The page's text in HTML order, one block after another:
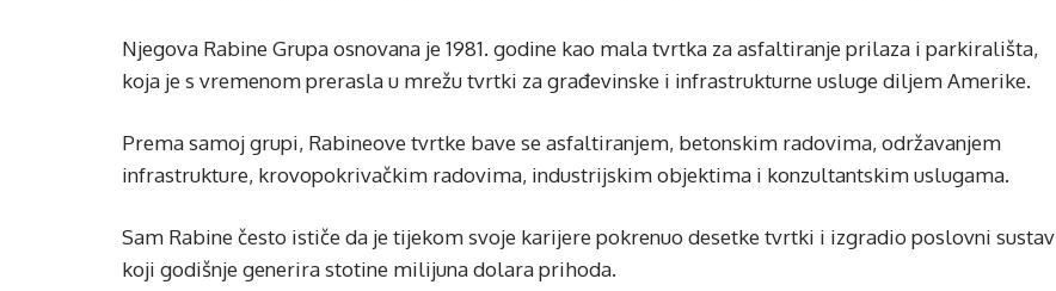
Njegova Rabine Grupa osnovana je 1981. godine kao mala tvrtka za asfaltiranje prilaza i parkirališta,
koja je s vremenom prerasla u mrežu tvrtki za građevinske i infrastrukturne usluge diljem Amerike.
Prema samoj grupi, Rabineove tvrtke bave se asfaltiranjem, betonskim radovima, održavanjem
infrastrukture, krovopokrivačkim radovima, industrijskim objektima i konzultantskim uslugama.
Sam Rabine često ističe da je tijekom svoje karijere pokrenuo desetke tvrtki i izgradio poslovni sustav
koji godišnje generira stotine milijuna dolara prihoda.